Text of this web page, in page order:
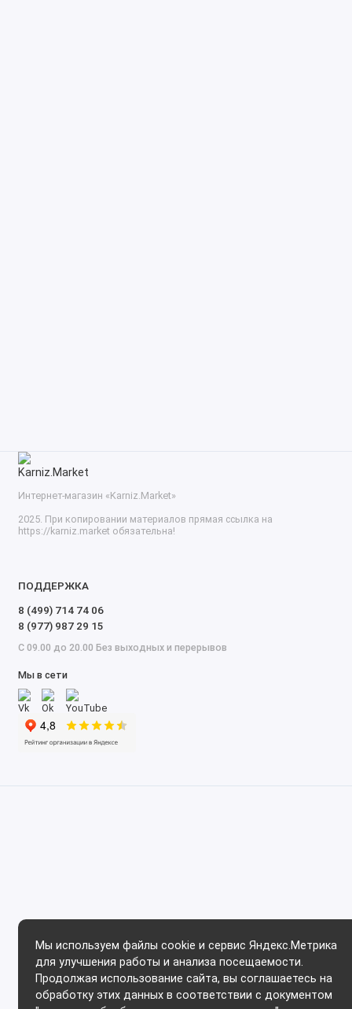
Мы используем файлы cookie и сервис Яндекс.Метрика
для улучшения работы и анализа посещаемости.
Продолжая использование сайта, вы соглашаетесь на
обработку этих данных в соответствии с документом
Интернет-магазин «Karniz.Market»
2025. При копировании материалов прямая ссылка на
https://karniz.market обязательна!
ПОДДЕРЖКА
8 (499) 714 74 06
8 (977) 987 29 15
С 09.00 до 20.00 Без выходных и перерывов
Мы в сети